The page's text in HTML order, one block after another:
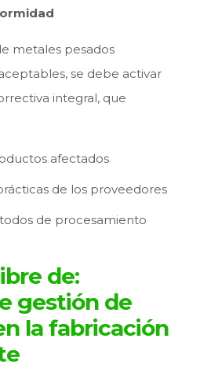
metales pesados
se debe activar
integral, que
afectados
de los proveedores
de procesamiento
de:
gestión de
la fabricación